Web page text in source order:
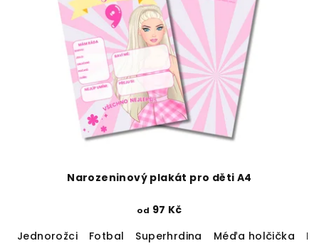
Narozeninový plakát pro děti A4
od 97 Kč
Jednorožci
Fotbal Superhrdina Méďa holčička